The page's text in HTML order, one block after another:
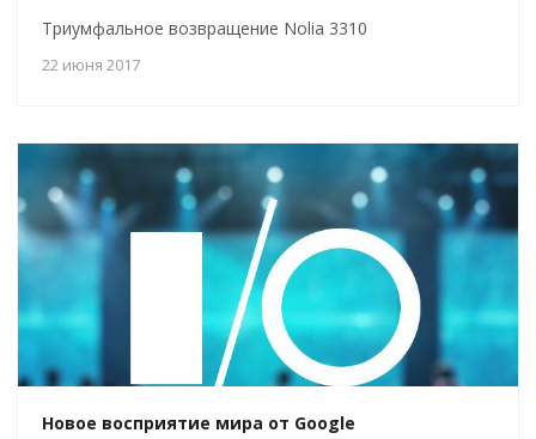
Триумфальное возвращение Nolia 3310
22 июня 2017
Новое восприятие мира от Google